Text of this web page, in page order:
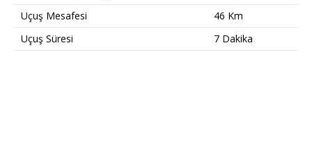
Uçuş Mesafesi
46 Km
Uçuş Süresi
7 Dakika